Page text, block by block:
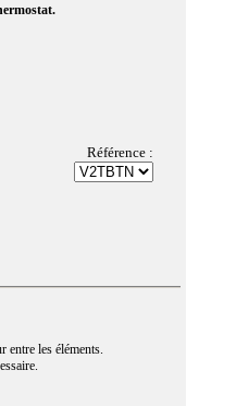
Référence :
entre les éléments.